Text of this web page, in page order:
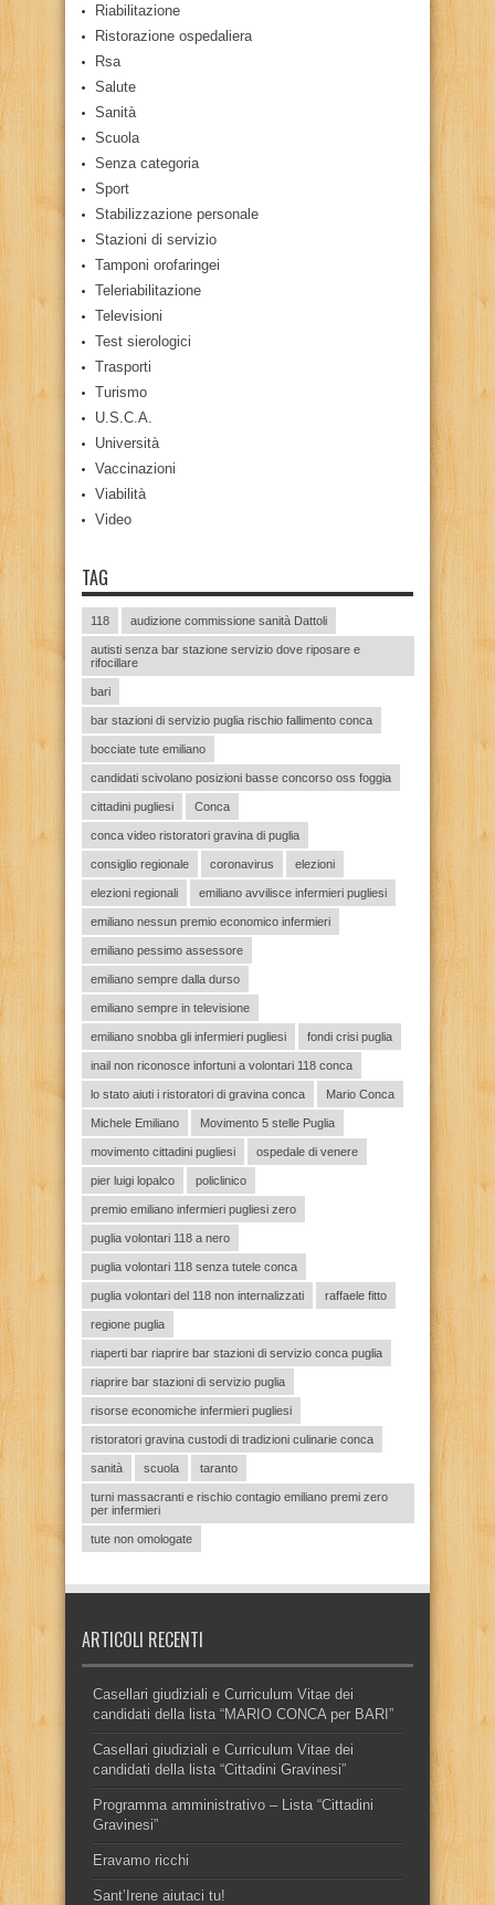
Riabilitazione
Ristorazione ospedaliera
Rsa
Salute
Sanità
Scuola
Senza categoria
Sport
Stabilizzazione personale
Stazioni di servizio
Tamponi orofaringei
Teleriabilitazione
Televisioni
Test sierologici
Trasporti
Turismo
U.S.C.A.
Università
Vaccinazioni
Viabilità
Video
TAG
118 audizione commissione sanità Dattoli
autisti senza bar stazione servizio dove riposare e
rifocillare
bari
bar stazioni di servizio puglia rischio fallimento conca
bocciate tute emiliano
candidati scivolano posizioni basse concorso oss foggia
cittadini pugliesi Conca
conca video ristoratori gravina di puglia
consiglio regionale coronavirus elezioni
elezioni regionali emiliano avvilisce infermieri pugliesi
emiliano nessun premio economico infermieri
emiliano pessimo assessore
emiliano sempre dalla durso
emiliano sempre in televisione
emiliano snobba gli infermieri pugliesi fondi crisi puglia
inail non riconosce infortuni a volontari 118 conca
lo stato aiuti i ristoratori di gravina conca Mario Conca
Michele Emiliano Movimento 5 stelle Puglia
movimento cittadini pugliesi ospedale di venere
pier luigi lopalco policlinico
premio emiliano infermieri pugliesi zero
puglia volontari 118 a nero
puglia volontari 118 senza tutele conca
puglia volontari del 118 non internalizzati raffaele fitto
regione puglia
riaperti bar riaprire bar stazioni di servizio conca puglia
riaprire bar stazioni di servizio puglia
risorse economiche infermieri pugliesi
ristoratori gravina custodi di tradizioni culinarie conca
sanità scuola taranto
turni massacranti e rischio contagio emiliano premi zero
per infermieri
tute non omologate
ARTICOLI RECENTI
Casellari giudiziali e Curriculum Vitae dei
candidati della lista “MARIO CONCA per BARI”
Casellari giudiziali e Curriculum Vitae dei
candidati della lista “Cittadini Gravinesi”
Programma amministrativo – Lista “Cittadini
Gravinesi”
Eravamo ricchi
Sant’Irene aiutaci tu!